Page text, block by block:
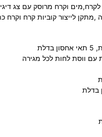
לקרח,מים וקרח מרוסק עם צג
,מתקן לייצור קוביות קרח וקרח